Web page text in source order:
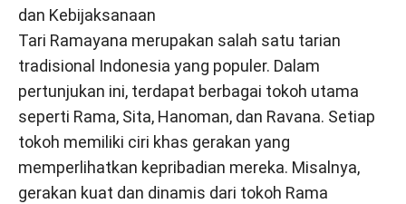
dan Kebijaksanaan
Tari Ramayana merupakan salah satu tarian
tradisional Indonesia yang populer. Dalam
pertunjukan ini, terdapat berbagai tokoh utama
seperti Rama, Sita, Hanoman, dan Ravana. Setiap
tokoh memiliki ciri khas gerakan yang
memperlihatkan kepribadian mereka. Misalnya,
gerakan kuat dan dinamis dari tokoh Rama